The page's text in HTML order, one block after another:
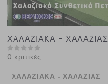
ΧΑΛΑΖΙΑΚΑ – ΧΑΛΑΖΙΑΣ
0 κριτικές
ΧΑΛΑΖΙΑΚΑ - ΧΑΛΑΖΙΑΣ